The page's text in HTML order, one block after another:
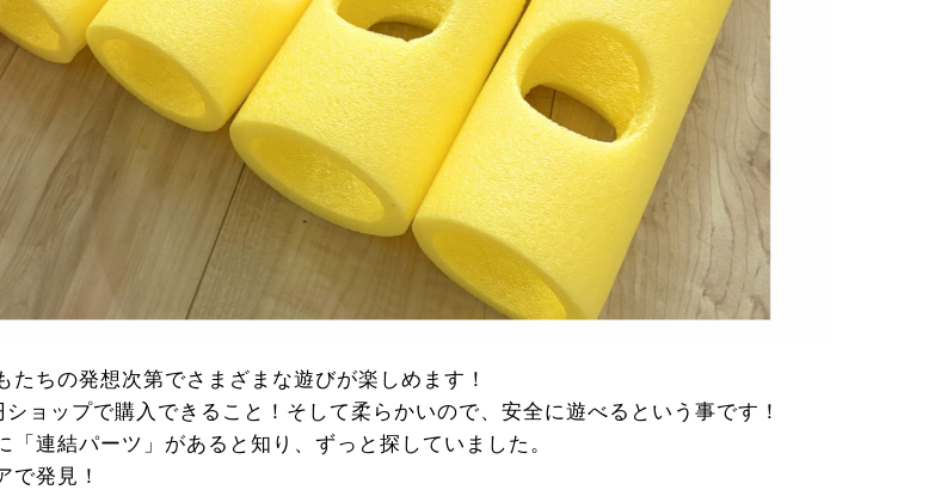
たちの発想次第でさまざまな遊びが楽しめます！
ョップで購入できること！そして柔らかいので、安全に遊べるという事です！
「連結パーツ」があると知り、ずっと探していました。
で発見！